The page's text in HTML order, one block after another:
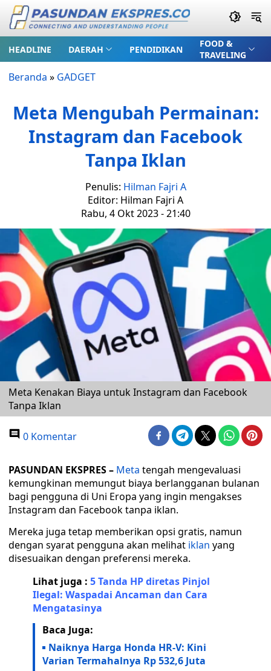
HEADLINE DAERAH PENDIDIKAN
FOOD &
TRAVELING
Beranda » GADGET
Meta Mengubah Permainan:
Instagram dan Facebook
Tanpa Iklan
Penulis: Hilman Fajri A
Editor: Hilman Fajri A
Rabu, 4 Okt 2023 - 21:40
Meta Kenakan Biaya untuk Instagram dan Facebook
Tanpa Iklan
0 Komentar
PASUNDAN EKSPRES– Meta tengah mengevaluasi
kemungkinan memungut biaya berlangganan bulanan
bagi pengguna di Uni Eropa yang ingin mengakses
Instagram dan Facebook tanpa iklan.
Mereka juga tetap memberikan opsi gratis, namun
dengan syarat pengguna akan melihat iklan yang
disesuaikan dengan preferensi mereka.
Lihat juga : 5 Tanda HP diretas Pinjol
Ilegal: Waspadai Ancaman dan Cara
Mengatasinya
Baca Juga:
Naiknya Harga Honda HR-V: Kini
Varian Termahalnya Rp 532,6 Juta